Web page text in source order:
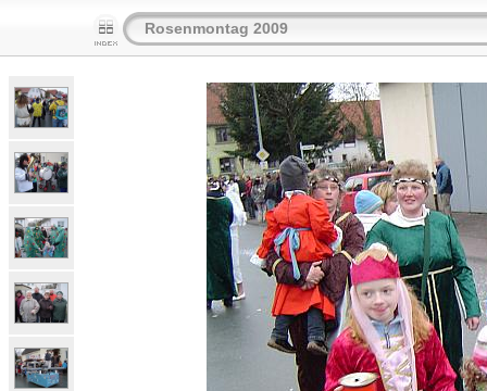
Rosenmontag 2009